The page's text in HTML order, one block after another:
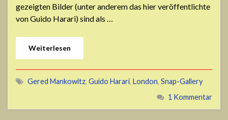
gezeigten Bilder (unter anderem das hier veröffentlichte
von Guido Harari) sind als …
Weiterlesen
Gered Mankowitz, Guido Harari, London, Snap-Gallery
1 Kommentar